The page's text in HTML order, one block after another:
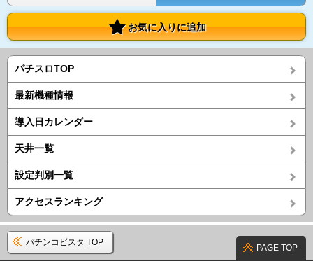
お気に入りに追加
パチスロTOP
最新機種情報
導入日カレンダー
天井一覧
設定判別一覧
アクセスランキング
パチンコビスタ TOP
PAGE TOP